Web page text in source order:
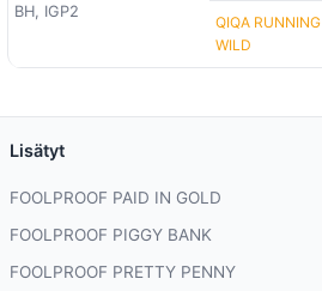
BH, IGP2
QIQA RUNNING
WILD
Lisätyt
FOOLPROOF PAID IN GOLD
FOOLPROOF PIGGY BANK
FOOLPROOF PRETTY PENNY